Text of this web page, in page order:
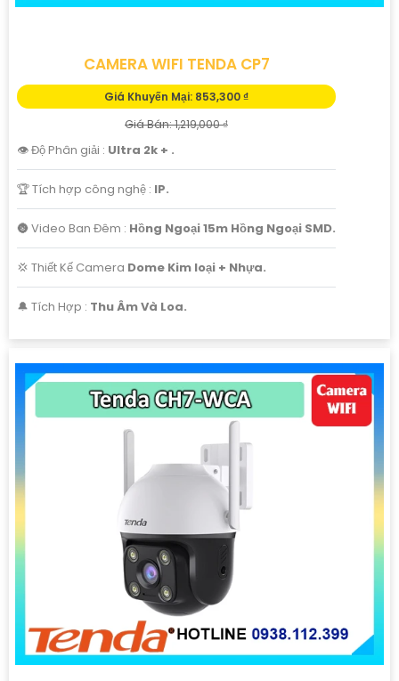
CAMERA WIFI TENDA CP7
Giá Khuyến Mại: 853,300 ₫
Giá Bán: 1,219,000 ₫
👁 Độ Phân giải : Ultra 2k + .
🏆 Tích hợp công nghệ : IP.
🌚 Video Ban Đêm : Hồng Ngoại 15m Hồng Ngoại SMD.
💢 Thiết Kế Camera Dome Kim loại + Nhựa.
️🔔 Tích Hợp : Thu Âm Và Loa.